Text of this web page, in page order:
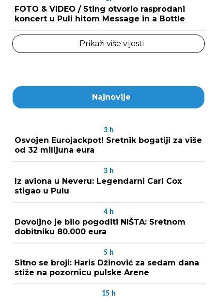
FOTO & VIDEO / Sting otvorio rasprodani
koncert u Puli hitom Message in a Bottle
Prikaži više vijesti
Najnovije
3 h
Osvojen Eurojackpot! Sretnik bogatiji za više
od 32 milijuna eura
3 h
Iz aviona u Neveru: Legendarni Carl Cox
stigao u Pulu
4 h
Dovoljno je bilo pogoditi NIŠTA: Sretnom
dobitniku 80.000 eura
5 h
Sitno se broji: Haris Džinović za sedam dana
stiže na pozornicu pulske Arene
15 h